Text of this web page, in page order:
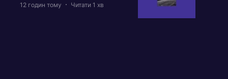
12 годин тому Читати 1 хв